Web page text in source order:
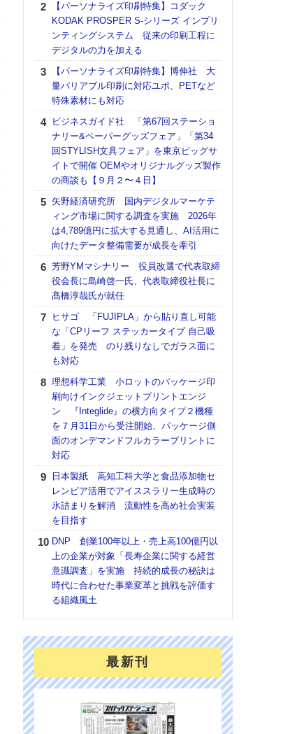
【パーソナライズ印刷特集】コダック
KODAK PROSPER S-シリーズ インプリ
ンティングシステム 従来の印刷工程に
デジタルの力を加える
【パーソナライズ印刷特集】博伸社 大
量バリアブル印刷に対応ユポ、PETなど
特殊素材にも対応
ビジネスガイド社 「第67回ステーショ
ナリー&ペーパーグッズフェア」「第34
回STYLISH文具フェア」を東京ビッグサ
イトで開催 OEMやオリジナルグッズ製作
の商談も【９月２〜４日】
矢野経済研究所 国内デジタルマーケテ
ィング市場に関する調査を実施 2026年
は4,789億円に拡大する見通し、AI活用に
向けたデータ整備需要が成長を牽引
芳野YMマシナリー 役員改選で代表取締
役会長に島崎啓一氏、代表取締役社長に
髙橋淳哉氏が就任
ヒサゴ 「FUJIPLA」から貼り直し可能
な「CPリーフ ステッカータイプ 自己吸
着」を発売 のり残りなしでガラス面に
も対応
理想科学工業 小ロットのパッケージ印
刷向けインクジェットプリントエンジ
ン 『Integlide』の横方向タイプ２機種
を７月31日から受注開始、パッケージ側
面のオンデマンドフルカラープリントに
対応
日本製紙 高知工科大学と食品添加物セ
レンピア活用でアイススラリー生成時の
氷詰まりを解消 流動性を高め社会実装
を目指す
DNP 創業100年以上・売上高100億円以
上の企業が対象「長寿企業に関する経営
意識調査」を実施 持続的成長の秘訣は
時代に合わせた事業変革と挑戦を評価す
る組織風土
最新刊